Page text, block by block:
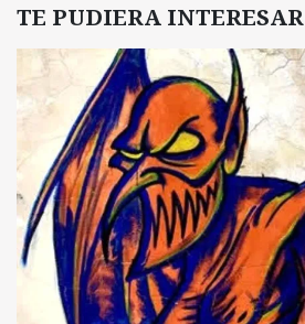
TE PUDIERA INTERESAR